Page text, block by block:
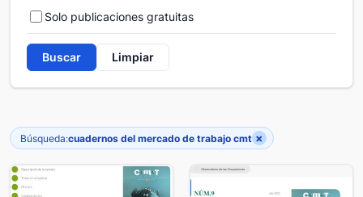
Solo publicaciones gratuitas
Buscar Limpiar
Búsqueda:cuadernos del mercado de trabajo cmt ×